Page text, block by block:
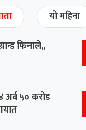
यो महिना
फिनाले,,
अर्ब ५० करोड